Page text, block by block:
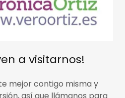
a visitarnos!
mejor contigo misma y